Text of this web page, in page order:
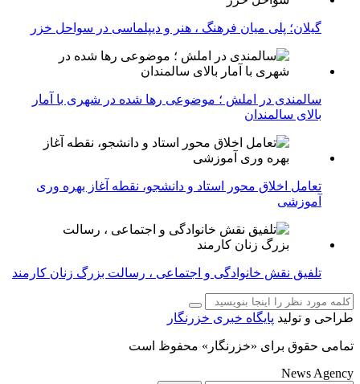
گیلان؛ پلی میان فرهنگ ، هنر و دیپلماسی در سواحل خزر
سالمندی در املش ؛ موضوعی رها شده در شهری با آمار
بالای سالمندان
تعامل اخلاق‌ محور استاد و دانشجو، نقطه آغاز بهره ‌وری
آموزشی
تلفیق نقش خانوادگی و اجتماعی ، رسالت بزرگ زنان کارمند
طراحی و تولید پایگاه خبری خزرنگار
تمامی حقوق برای «خزرنگار» محفوظ است
News Agency